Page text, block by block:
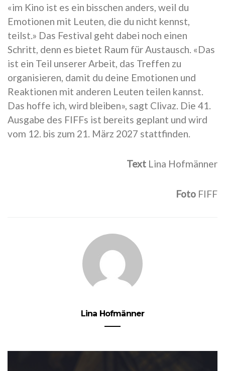
«im Kino ist es ein bisschen anders, weil du
Emotionen mit Leuten, die du nicht kennst,
teilst.» Das Festival geht dabei noch einen
Schritt, denn es bietet Raum für Austausch. «Das
ist ein Teil unserer Arbeit, das Treffen zu
organisieren, damit du deine Emotionen und
Reaktionen mit anderen Leuten teilen kannst.
Das hoffe ich, wird bleiben», sagt Clivaz. Die 41.
Ausgabe des FIFFs ist bereits geplant und wird
vom 12. bis zum 21. März 2027 stattfinden.
Text Lina Hofmänner
Foto FIFF
Lina Hofmänner